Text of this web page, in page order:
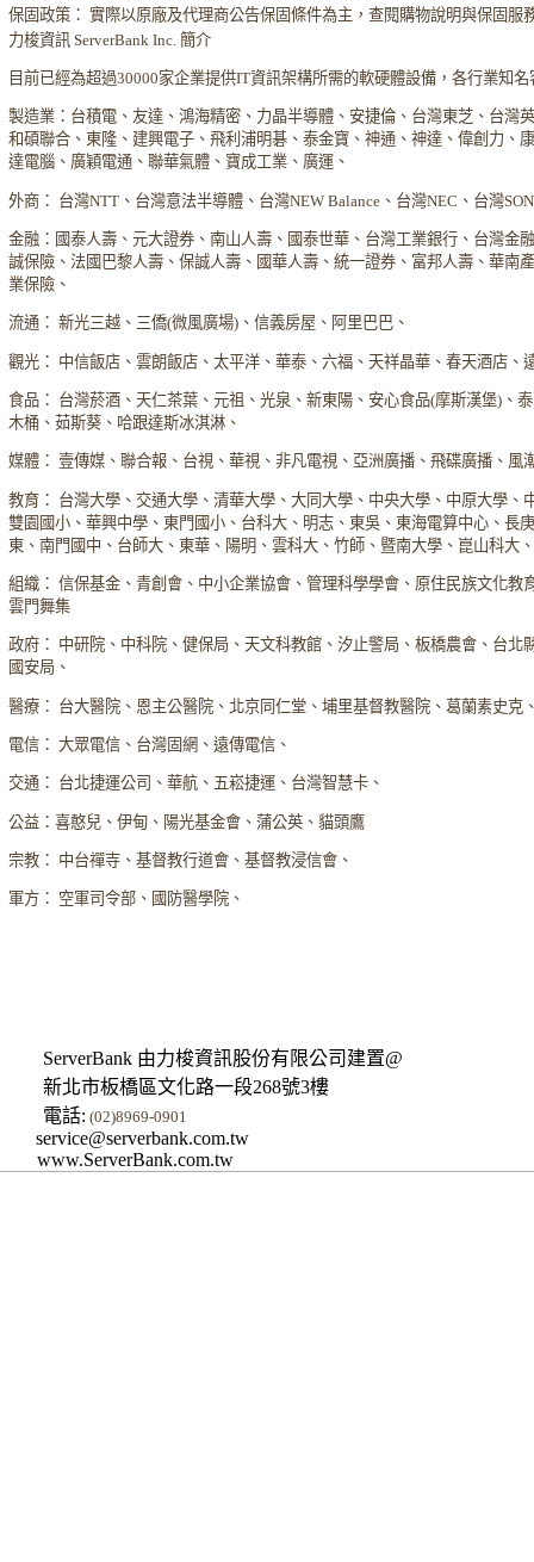
保固政策： 實際以原廠及代理商公告保固條件為主，查閱購物說明與保固服
力梭資訊 ServerBank Inc. 簡介
目前已經為超過30000家企業提供IT資訊架構所需的軟硬體設備，各行業知名
製造業：台積電、友達、鴻海精密、力晶半導體、安捷倫、台灣東芝、台灣
和碩聯合、東隆、建興電子、飛利浦明碁、泰金寶、神通、神達、偉創力、
達電腦、廣穎電通、聯華氣體、寶成工業、廣運、
外商： 台灣NTT、台灣意法半導體、台灣NEW Balance、台灣NEC、台灣
金融：國泰人壽、元大證券、南山人壽、國泰世華、台灣工業銀行、台灣金
誠保險、法國巴黎人壽、保誠人壽、國華人壽、統一證券、富邦人壽、華南
業保險、
流通： 新光三越、三僑(微風廣場)、信義房屋、阿里巴巴、
觀光： 中信飯店、雲朗飯店、太平洋、華泰、六福、天祥晶華、春天酒店、
食品： 台灣菸酒、天仁茶葉、元祖、光泉、新東陽、安心食品(摩斯漢堡)、
木桶、茹斯葵、哈跟達斯冰淇淋、
媒體： 壹傳媒、聯合報、台視、華視、非凡電視、亞洲廣播、飛碟廣播、風
教育： 台灣大學、交通大學、清華大學、大同大學、中央大學、中原大學、
雙園國小、華興中學、東門國小、台科大、明志、東吳、東海電算中心、長
東、南門國中、台師大、東華、陽明、雲科大、竹師、暨南大學、崑山科大
組織： 信保基金、青創會、中小企業協會、管理科學學會、原住民族文化教
雲門舞集
政府： 中研院、中科院、健保局、天文科教館、汐止警局、板橋農會、台北
國安局、
醫療： 台大醫院、恩主公醫院、北京同仁堂、埔里基督教醫院、葛蘭素史克
電信： 大眾電信、台灣固網、遠傳電信、
交通： 台北捷運公司、華航、五崧捷運、台灣智慧卡、
公益：喜憨兒、伊甸、陽光基金會、蒲公英、貓頭鷹
宗教： 中台禪寺、基督教行道會、基督教浸信會、
軍方： 空軍司令部、國防醫學院、
ServerBank 由力梭資訊股份有限公司建置@
新北市板橋區文化路一段268號3樓
電話: (02)8969-0901
service@serverbank.com.tw
www.ServerBank.com.tw